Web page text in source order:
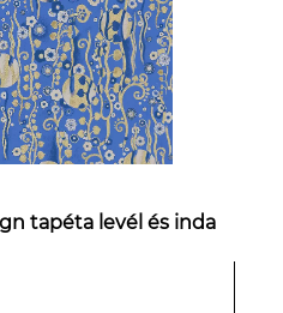
tapéta levél és inda